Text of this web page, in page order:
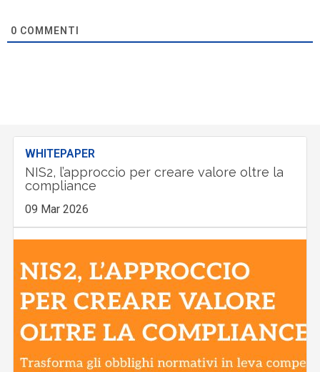
0 COMMENTI
WHITEPAPER
NIS2, l’approccio per creare valore oltre la
compliance
09 Mar 2026